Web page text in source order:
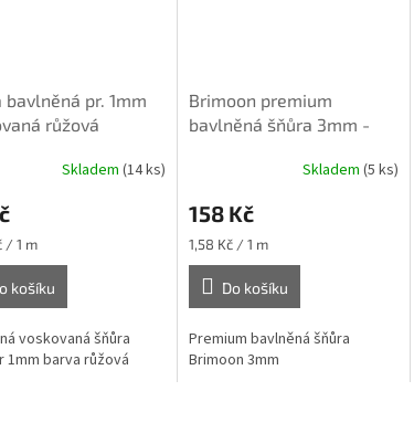
bavlněná pr. 1mm
růžová
Skladem (14 ks)
/ 1 m
košíku
voskovaná šňůra
1mm barva růžová
Brimoon premium
bavlněná šňůra 3mm -
Skladem (5 ks)
158 Kč
Měrná
cena:
1,58 Kč / 1 m
Do košíku
Premium bavlněná šňůra
Brimoon 3mm